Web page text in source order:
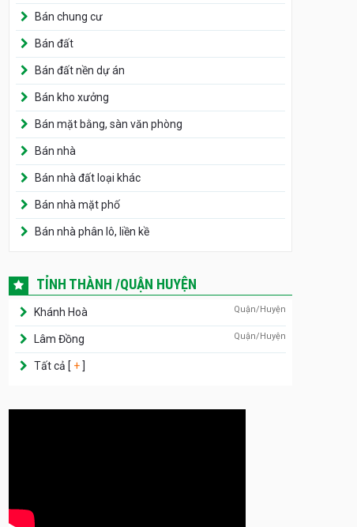
Bán chung cư
Bán đất
Bán đất nền dự án
Bán kho xưởng
Bán mặt bằng, sàn văn phòng
Bán nhà
Bán nhà đất loại khác
Bán nhà mặt phố
Bán nhà phân lô, liền kề
TỈNH THÀNH /QUẬN HUYỆN
Khánh Hoà Quận/Huyện
Lâm Đồng Quận/Huyện
Tất cả [ + ]